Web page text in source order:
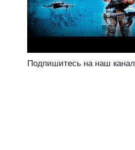
Подпишитесь на наш канал